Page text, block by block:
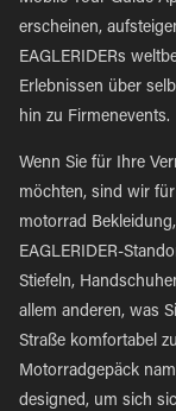
erscheinen,
EAGLERIDERs
Erlebnissen über
hin zu Firmenevents.
Wenn Sie für Ihre
möchten, sind wir
motorrad
EAGLERIDER-
Stiefeln,
allem anderen, was
Straße komfortabel
Motorradgepäck
designed, um sich